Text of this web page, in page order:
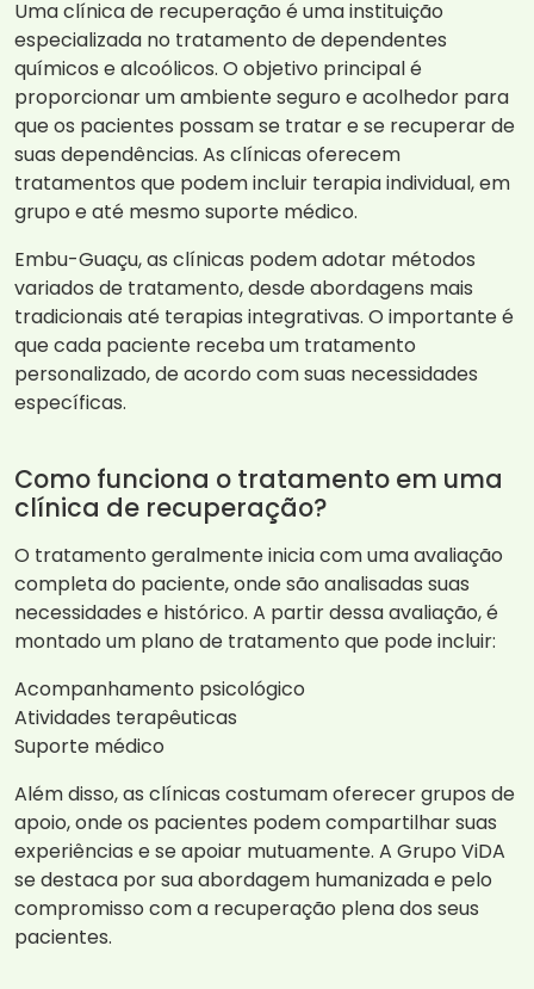
Uma clínica de recuperação é uma instituição
especializada no tratamento de dependentes
químicos e alcoólicos. O objetivo principal é
proporcionar um ambiente seguro e acolhedor para
que os pacientes possam se tratar e se recuperar de
suas dependências. As clínicas oferecem
tratamentos que podem incluir terapia individual, em
grupo e até mesmo suporte médico.
Embu-Guaçu, as clínicas podem adotar métodos
variados de tratamento, desde abordagens mais
tradicionais até terapias integrativas. O importante é
que cada paciente receba um tratamento
personalizado, de acordo com suas necessidades
específicas.
Como funciona o tratamento em uma
clínica de recuperação?
O tratamento geralmente inicia com uma avaliação
completa do paciente, onde são analisadas suas
necessidades e histórico. A partir dessa avaliação, é
montado um plano de tratamento que pode incluir:
Acompanhamento psicológico
Atividades terapêuticas
Suporte médico
Além disso, as clínicas costumam oferecer grupos de
apoio, onde os pacientes podem compartilhar suas
experiências e se apoiar mutuamente. A Grupo ViDA
se destaca por sua abordagem humanizada e pelo
compromisso com a recuperação plena dos seus
pacientes.